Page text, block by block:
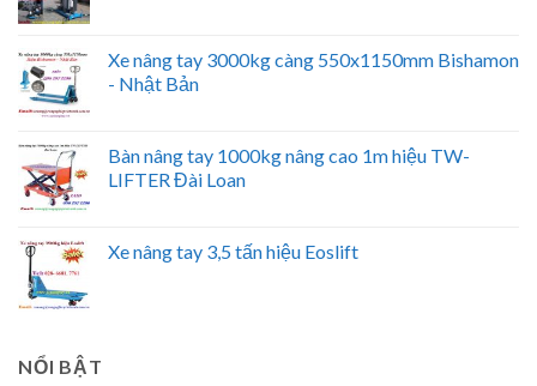
Xe nâng tay 3000kg càng 550x1150mm Bishamon
- Nhật Bản
Bàn nâng tay 1000kg nâng cao 1m hiệu TW-
LIFTER Đài Loan
Xe nâng tay 3,5 tấn hiệu Eoslift
NỔI BẬT